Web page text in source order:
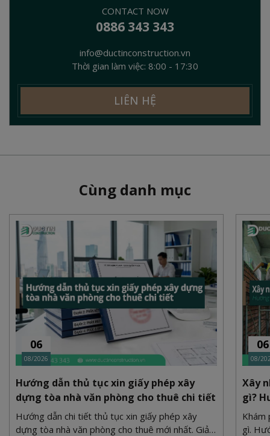
CONTACT NOW
0886 343 343
info@ductinconstruction.vn
Thời gian làm việc: 8:00 - 17:30
LIÊN HỆ
Cùng danh mục
06
08/2026
Hướng dẫn thủ tục xin giấy phép xây
dựng tòa nhà văn phòng cho thuê chi tiết
Hướng dẫn chi tiết thủ tục xin giấy phép xây
dựng tòa nhà văn phòng cho thuê mới nhất. Giải
06
08/
Xây
gì?
Khám
gì.